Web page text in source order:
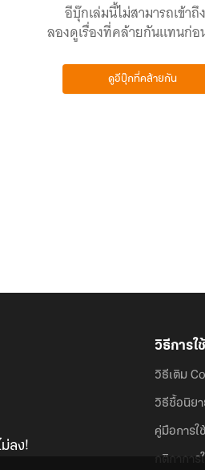
อีบุ๊กเล่มนี้ไม่สามารถเข้าถึ
ลองดูเรื่องที่คล้ายกันแทนก่อ
ดูอีบุ๊กที่คล้ายกัน
ลง!
วิธีการใ
วิธีเติม
วิธีซื้อนิยา
คู่มือการใ
กติกาการ